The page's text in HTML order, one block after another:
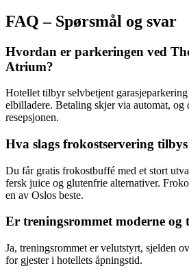
FAQ – Spørsmål og svar
Hvordan er parkeringen ved
Atrium?
Hotellet tilbyr selvbetjent
elbilladere. Betaling skjer via automat,
resepsjonen.
Hva slags frokostservering
Du får gratis frokostbuffé med et stort
fersk juice og glutenfrie alternativer.
en av Oslos beste.
Er treningsrommet moderne og
Ja, treningsrommet er velutstyrt, sjelden
for gjester i hotellets åpningstid.